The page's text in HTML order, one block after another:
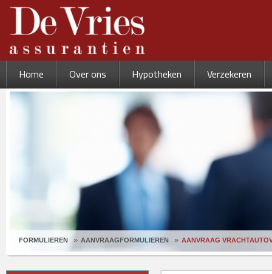
FORMULIEREN AANVRAAGFORMULIEREN AANVRAAG
Home Over ons Hypotheken Verzekeren